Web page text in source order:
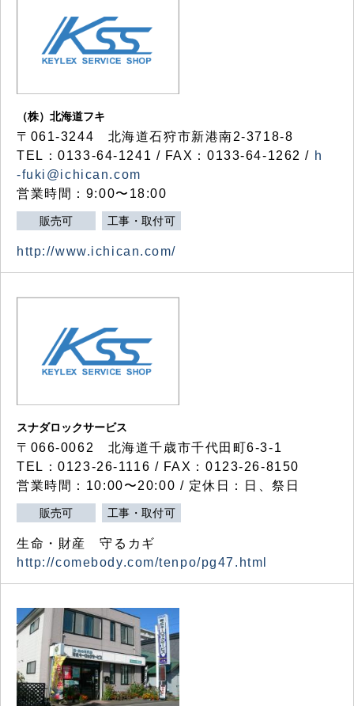
（株）北海道フキ
〒061-3244 北海道石狩市新港南2-3718-8
TEL：0133-64-1241 / FAX：0133-64-1262 / h
-fuki@ichican.com
営業時間：9:00〜18:00
販売可 工事・取付可
http://www.ichican.com/
スナダロックサービス
〒066-0062 北海道千歳市千代田町6-3-1
TEL：0123-26-1116 / FAX：0123-26-8150
営業時間：10:00〜20:00 / 定休日：日、祭日
販売可 工事・取付可
生命・財産 守るカギ
http://comebody.com/tenpo/pg47.html